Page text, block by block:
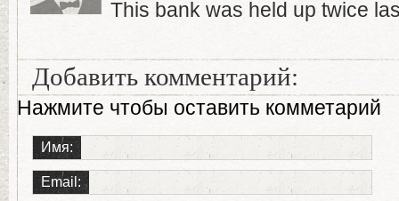
This bank was held up twice
Добавить комментарий:
Нажмите чтобы оставить комметарий
Имя:
Email: